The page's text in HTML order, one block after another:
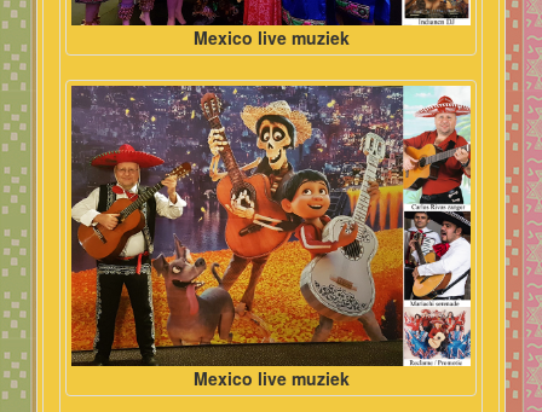
Mexico live muziek
Mexico live muziek